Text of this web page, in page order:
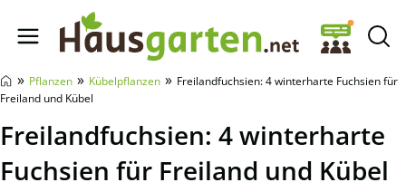
Hausgarten.net
» Pflanzen » Kübelpflanzen » Freilandfuchsien: 4 winterharte Fuchsien für
Freiland und Kübel
Freilandfuchsien: 4 winterharte
Fuchsien für Freiland und Kübel